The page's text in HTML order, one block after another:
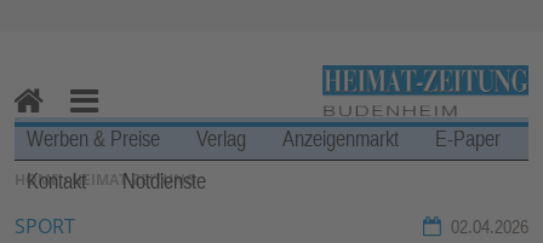
Zum Inhalt springen ↓
SIE BEFINDEN SICH HIER:
HOME›HEIMAT-ZEITUNG
SPORT 02.04.2026
H
o
m
e
M
en
u
Werben & Preise Verlag Anzeigenmarkt
E-Paper
Kontakt
Notdienste